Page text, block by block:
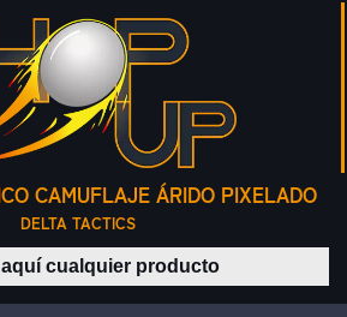
CAMUFLAJE ÁRIDO PIXELADO
DELTA TACTICS
Buscar productos